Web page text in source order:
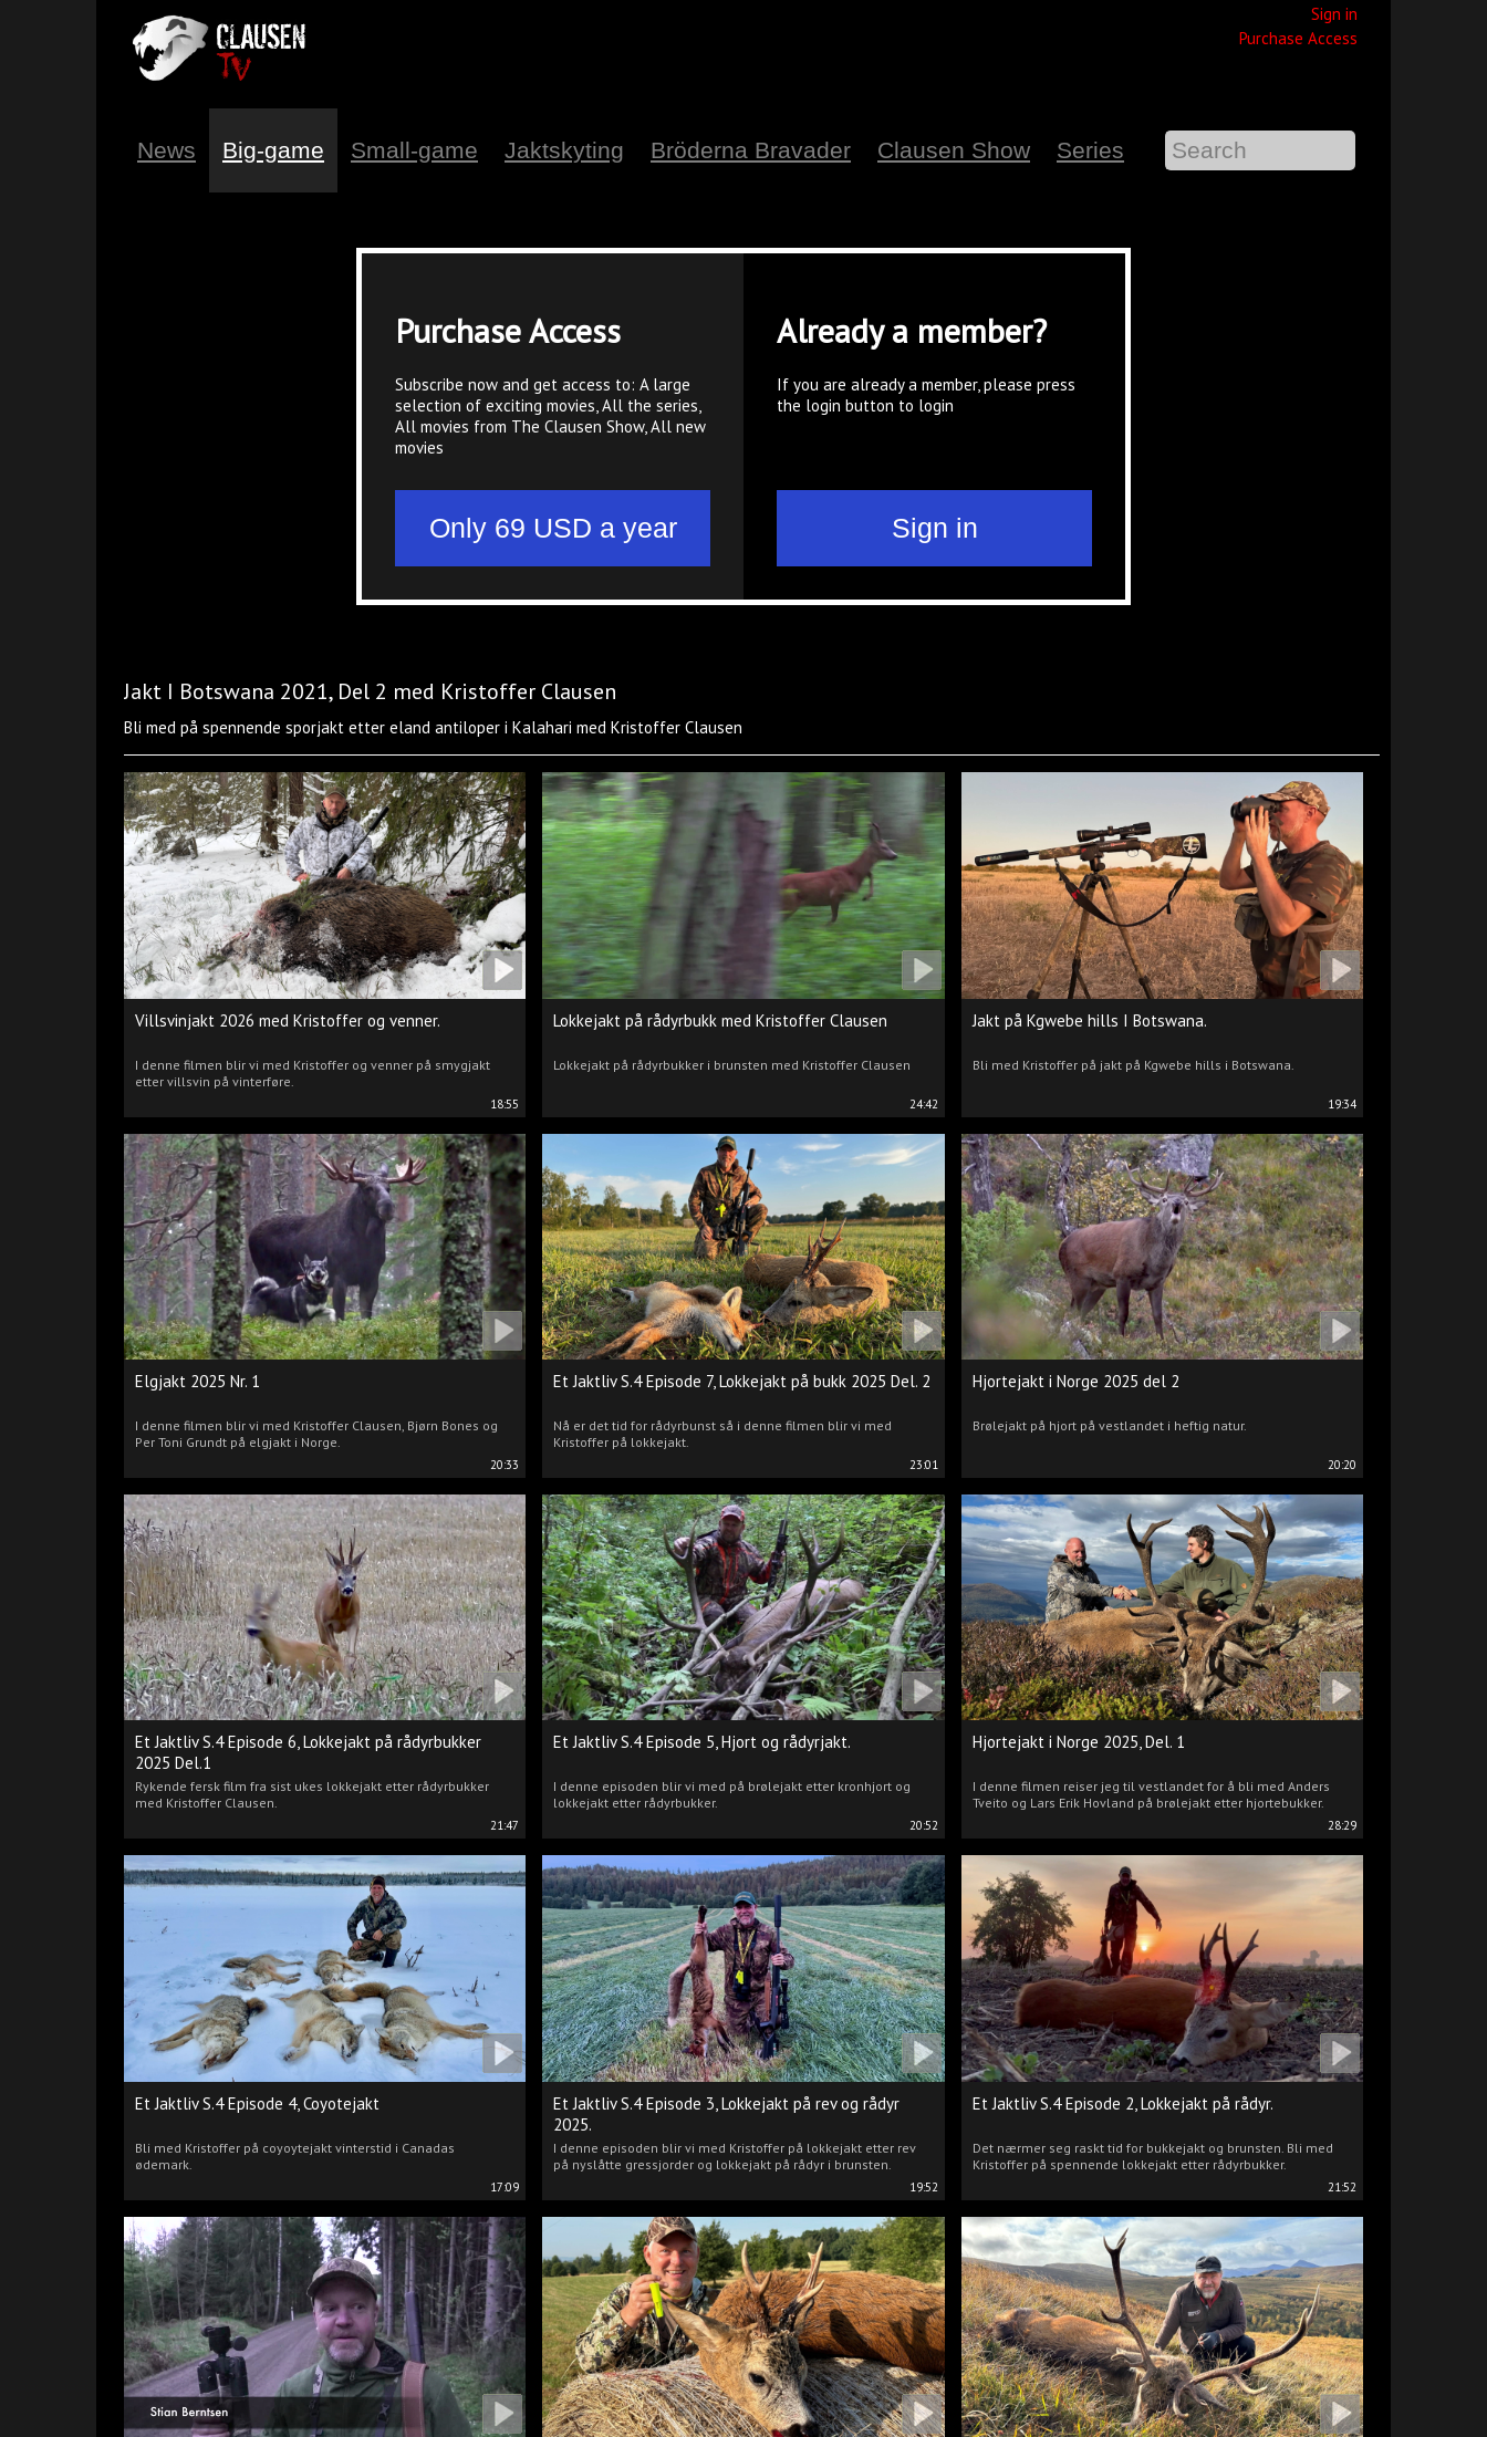
Sign in
Purchase Access
News Big-game Small-game Jaktskyting Bröderna Bravader Clausen Show Series
Purchase Access
Subscribe now and get access to: A large
selection of exciting movies, All the series,
All movies from The Clausen Show, All new
movies
Already a member?
If you are already a member, please press
the login button to login
Jakt I Botswana 2021, Del 2 med Kristoffer Clausen
Bli med på spennende sporjakt etter eland antiloper i Kalahari med Kristoffer Clausen
18:55
Villsvinjakt 2026 med Kristoffer og venner.
I denne filmen blir vi med Kristoffer og venner på smygjakt
etter villsvin på vinterføre.
24:42
Lokkejakt på rådyrbukk med Kristoffer Clausen
Lokkejakt på rådyrbukker i brunsten med Kristoffer Clausen
19:34
Jakt på Kgwebe hills I Botswana.
Bli med Kristoffer på jakt på Kgwebe hills i Botswana.
20:33
Elgjakt 2025 Nr. 1
I denne filmen blir vi med Kristoffer Clausen, Bjørn Bones og
Per Toni Grundt på elgjakt i Norge.
23:01
Et Jaktliv S.4 Episode 7, Lokkejakt på bukk 2025 Del. 2
Nå er det tid for rådyrbunst så i denne filmen blir vi med
Kristoffer på lokkejakt.
20:20
Hjortejakt i Norge 2025 del 2
Brølejakt på hjort på vestlandet i heftig natur.
21:47
Et Jaktliv S.4 Episode 6, Lokkejakt på rådyrbukker
2025 Del.1
Rykende fersk film fra sist ukes lokkejakt etter rådyrbukker
med Kristoffer Clausen.
20:52
Et Jaktliv S.4 Episode 5, Hjort og rådyrjakt.
I denne episoden blir vi med på brølejakt etter kronhjort og
lokkejakt etter rådyrbukker.
28:29
Hjortejakt i Norge 2025, Del. 1
I denne filmen reiser jeg til vestlandet for å bli med Anders
Tveito og Lars Erik Hovland på brølejakt etter hjortebukker.
17:09
Et Jaktliv S.4 Episode 4, Coyotejakt
Bli med Kristoffer på coyoytejakt vinterstid i Canadas
ødemark.
19:52
Et Jaktliv S.4 Episode 3, Lokkejakt på rev og rådyr
2025.
I denne episoden blir vi med Kristoffer på lokkejakt etter rev
på nyslåtte gressjorder og lokkejakt på rådyr i brunsten.
21:52
Et Jaktliv S.4 Episode 2, Lokkejakt på rådyr.
Det nærmer seg raskt tid for bukkejakt og brunsten. Bli med
Kristoffer på spennende lokkejakt etter rådyrbukker.